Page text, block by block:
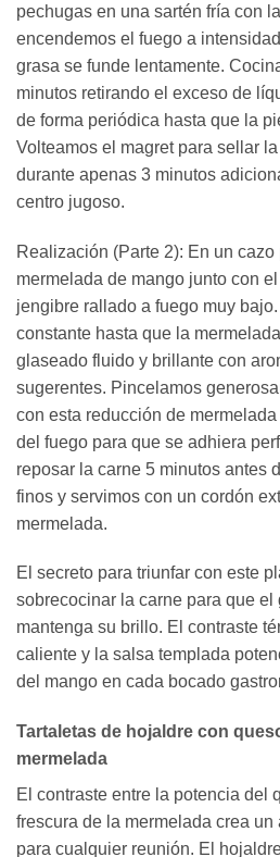
pechugas en una sartén fría con
encendemos el fuego a
grasa se funde lentamente.
minutos retirando el exceso de
de forma periódica hasta que la
Volteamos el magret para sellar
durante apenas 3 minutos
centro jugoso.
Realización (Parte 2): En un
mermelada de mango junto con
jengibre rallado a fuego muy
constante hasta que la
glaseado fluido y brillante con
sugerentes. Pincelamos
con esta reducción de
del fuego para que se adhiera
reposar la carne 5 minutos antes
finos y servimos con un cordón
mermelada.
El secreto para triunfar con este
sobrecocinar la carne para que el
mantenga su brillo. El contraste
caliente y la salsa templada
del mango en cada bocado
Tartaletas de hojaldre con
mermelada
El contraste entre la potencia del
frescura de la mermelada crea
para cualquier reunión. El